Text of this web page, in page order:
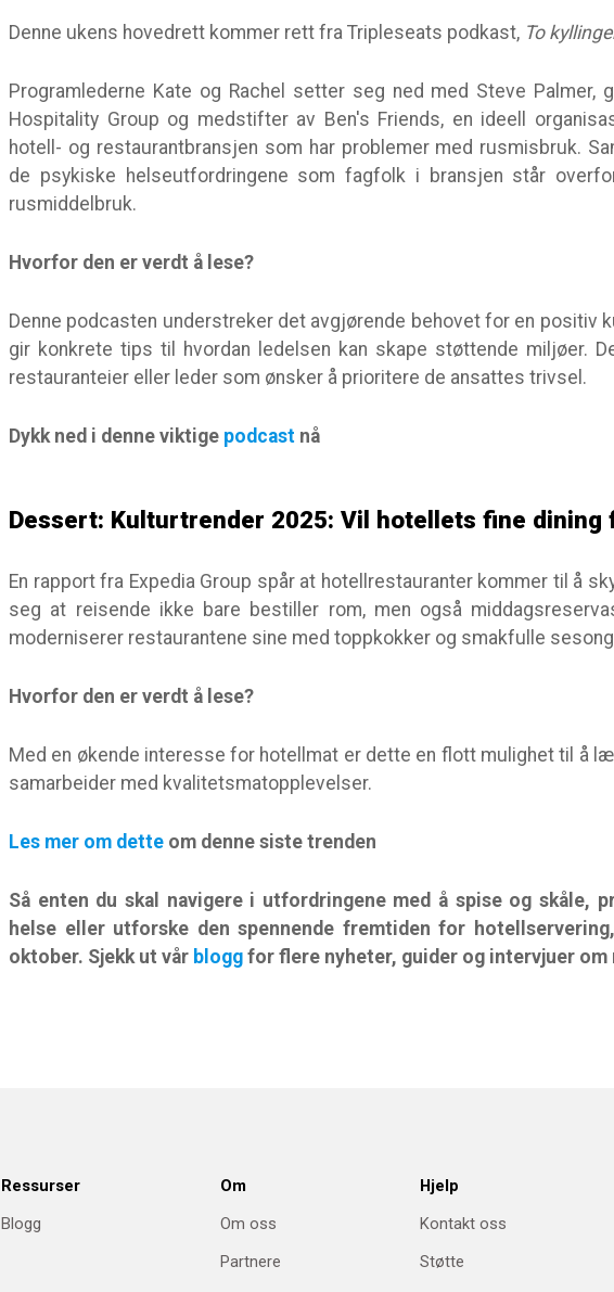
Denne ukens hovedrett kommer rett fra Tripleseats podkast, To
Programlederne Kate og Rachel setter seg ned med Steve Palmer,
Hospitality Group og medstifter av Ben's Friends, en ideell
hotell- og restaurantbransjen som har problemer med rusmisbruk.
de psykiske helseutfordringene som fagfolk i bransjen står
rusmiddelbruk.
Hvorfor den er verdt å lese?
Denne podcasten understreker det avgjørende behovet for en positiv
gir konkrete tips til hvordan ledelsen kan skape støttende miljøer.
restauranteier eller leder som ønsker å prioritere de ansattes trivsel.
Dykk ned i denne viktige podcast nå
Dessert: Kulturtrender 2025: Vil hotellets fine dining
En rapport fra Expedia Group spår at hotellrestauranter kommer til å
seg at reisende ikke bare bestiller rom, men også
moderniserer restaurantene sine med toppkokker og smakfulle
Hvorfor den er verdt å lese?
Med en økende interesse for hotellmat er dette en flott mulighet til å
samarbeider med kvalitetsmatopplevelser.
Les mer om dette om denne siste trenden
Så enten du skal navigere i utfordringene med å spise og skåle,
helse eller utforske den spennende fremtiden for
oktober. Sjekk ut vår blogg for flere nyheter, guider og intervjuer om
Ressurser
Blogg
Om
Om oss
Partnere
Hjelp
Kontakt oss
Støtte